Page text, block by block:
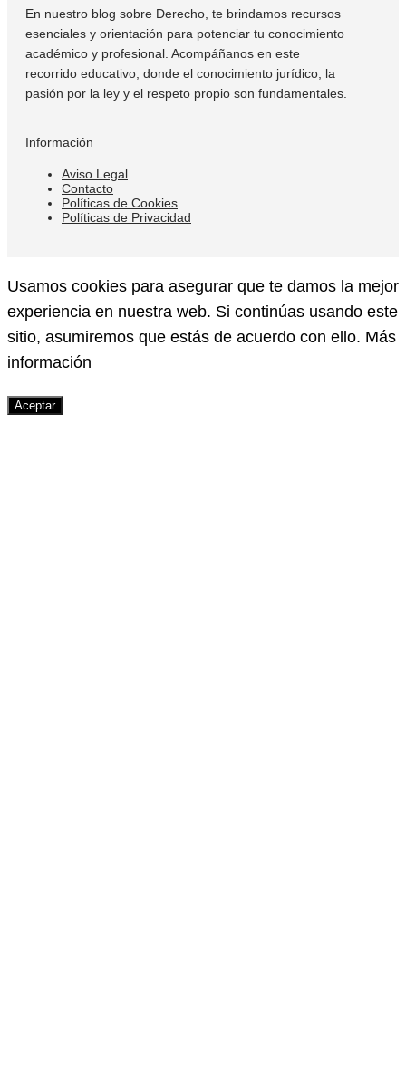
En nuestro blog sobre Derecho, te brindamos recursos
esenciales y orientación para potenciar tu conocimiento
académico y profesional. Acompáñanos en este
recorrido educativo, donde el conocimiento jurídico, la
pasión por la ley y el respeto propio son fundamentales.
Información
Aviso Legal
Contacto
Políticas de Cookies
Políticas de Privacidad
Usamos cookies para asegurar que te damos la mejor
experiencia en nuestra web. Si continúas usando este
sitio, asumiremos que estás de acuerdo con ello. Más
información
Aceptar